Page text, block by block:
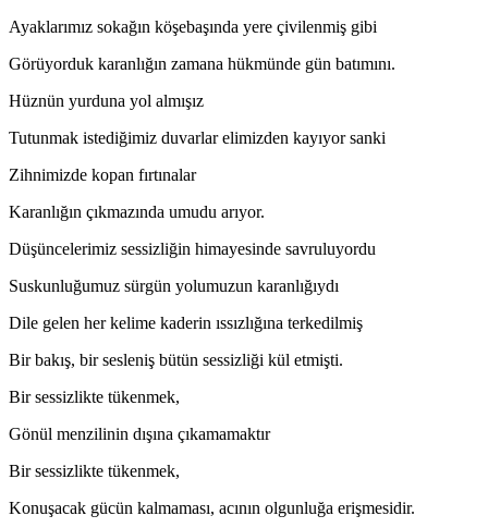
Ayaklarımız sokağın köşebaşında yere çivilenmiş gibi
Görüyorduk karanlığın zamana hükmünde gün batımını.
Hüznün yurduna yol almışız
Tutunmak istediğimiz duvarlar elimizden kayıyor sanki
Zihnimizde kopan fırtınalar
Karanlığın çıkmazında umudu arıyor.
Düşüncelerimiz sessizliğin himayesinde savruluyordu
Suskunluğumuz sürgün yolumuzun karanlığıydı
Dile gelen her kelime kaderin ıssızlığına terkedilmiş
Bir bakış, bir sesleniş bütün sessizliği kül etmişti.
Bir sessizlikte tükenmek,
Gönül menzilinin dışına çıkamamaktır
Bir sessizlikte tükenmek,
Konuşacak gücün kalmaması, acının olgunluğa erişmesidir.